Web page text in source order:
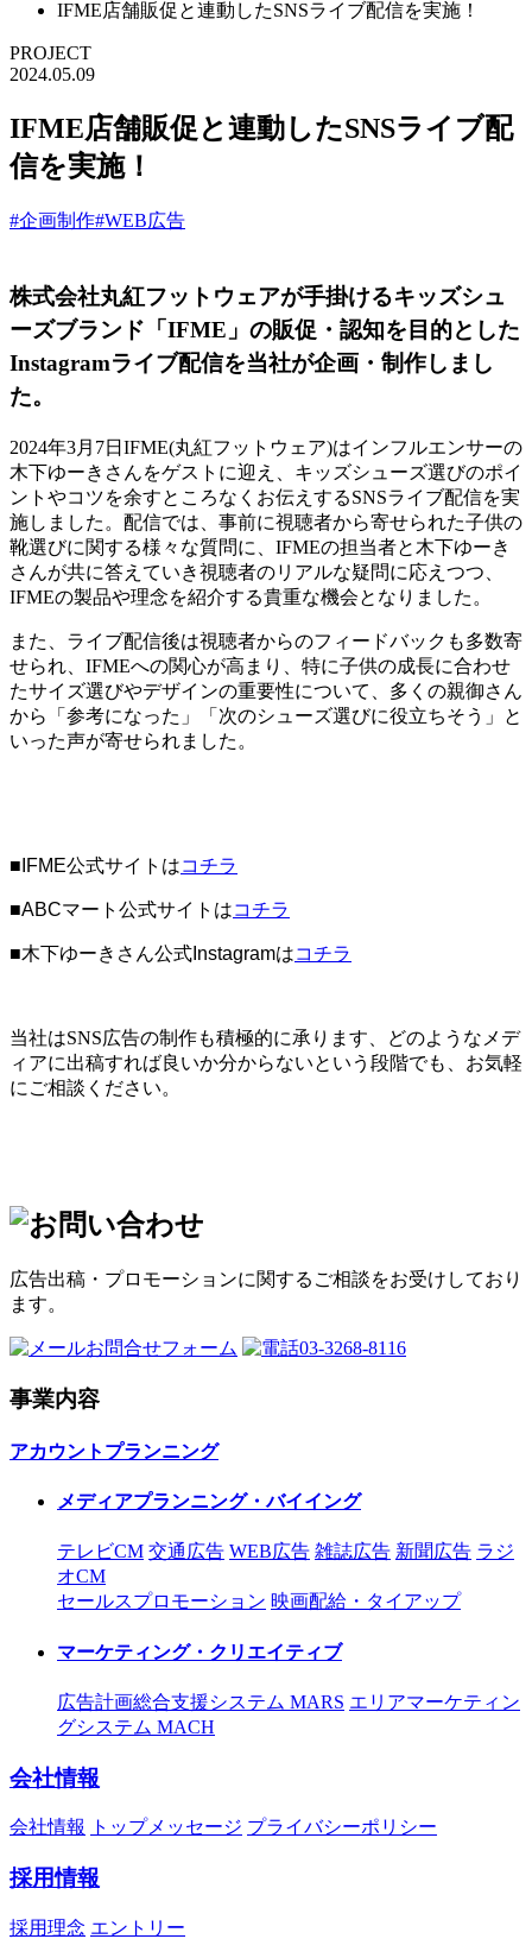
IFME店舗販促と連動したSNSライブ配信を実施！
PROJECT
2024.05.09
IFME店舗販促と連動したSNSライブ配
信を実施！
#企画制作#WEB広告
株式会社丸紅フットウェアが手掛けるキッズシュ
ーズブランド「IFME」の販促・認知を目的とした
Instagramライブ配信を当社が企画・制作しまし
た。
2024年3月7日IFME(丸紅フットウェア)はインフルエンサーの
木下ゆーきさんをゲストに迎え、キッズシューズ選びのポイ
ントやコツを余すところなくお伝えするSNSライブ配信を実
施しました。配信では、事前に視聴者から寄せられた子供の
靴選びに関する様々な質問に、IFMEの担当者と木下ゆーき
さんが共に答えていき視聴者のリアルな疑問に応えつつ、
IFMEの製品や理念を紹介する貴重な機会となりました。
また、ライブ配信後は視聴者からのフィードバックも多数寄
せられ、IFMEへの関心が高まり、特に子供の成長に合わせ
たサイズ選びやデザインの重要性について、多くの親御さん
から「参考になった」「次のシューズ選びに役立ちそう」と
いった声が寄せられました。
■IFME公式サイトはコチラ
■ABCマート公式サイトはコチラ
■木下ゆーきさん公式Instagramはコチラ
当社はSNS広告の制作も積極的に承ります、どのようなメデ
ィアに出稿すれば良いか分からないという段階でも、お気軽
にご相談ください。
広告出稿・プロモーションに関するご相談をお受けしており
ます。
お問合せフォーム 03-3268-8116
事業内容
アカウントプランニング
メディアプランニング・バイイング
テレビCM 交通広告 WEB広告 雑誌広告 新聞広告 ラジ
オCM
セールスプロモーション 映画配給・タイアップ
マーケティング・クリエイティブ
広告計画総合支援システム MARS エリアマーケティン
グシステム MACH
会社情報
会社情報 トップメッセージ プライバシーポリシー
採用情報
採用理念 エントリー